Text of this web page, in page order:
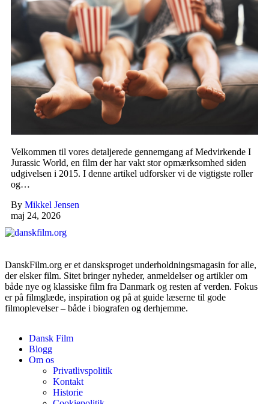
Velkommen til vores detaljerede gennemgang af Medvirkende I
Jurassic World, en film der har vakt stor opmærksomhed siden
udgivelsen i 2015. I denne artikel udforsker vi de vigtigste roller
og…
By Mikkel Jensen
maj 24, 2026
DanskFilm.org er et dansksproget underholdningsmagasin for alle,
der elsker film. Sitet bringer nyheder, anmeldelser og artikler om
både nye og klassiske film fra Danmark og resten af verden. Fokus
er på filmglæde, inspiration og på at guide læserne til gode
filmoplevelser – både i biografen og derhjemme.
Dansk Film
Blogg
Om os
Privatlivspolitik
Kontakt
Historie